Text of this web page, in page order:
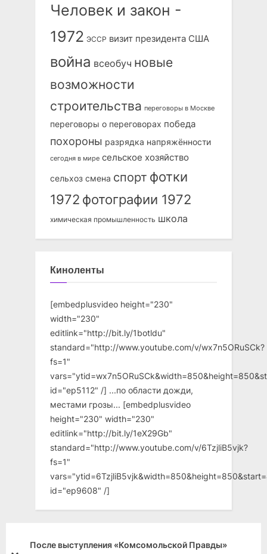
Человек и закон -
1972 ЭССР визит президента США
война всеобуч новые
возможности
строительства переговоры в Москве
переговоры о переговорах победа
похороны разрядка напряжённости
сегодня в мире сельское хозяйство
сельхоз смена спорт фотки
1972 фотографии 1972
химическая промышленность школа
Киноленты
[embedplusvideo height="230"
width="230"
editlink="http://bit.ly/1botldu"
standard="http://www.youtube.com/v/wx7n5ORuSCk?
fs=1"
id="ep5112" /] ...по области дожди,
местами грозы... [embedplusvideo
height="230" width="230"
editlink="http://bit.ly/1eX29Gb"
standard="http://www.youtube.com/v/6TzjliB5vjk?
fs=1"
id="ep9608" /]
После выступления «Комсомольской Правды»